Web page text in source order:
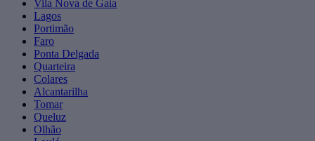
Vila Nova de Gaia
Lagos
Portimão
Faro
Ponta Delgada
Quarteira
Colares
Alcantarilha
Tomar
Queluz
Olhão